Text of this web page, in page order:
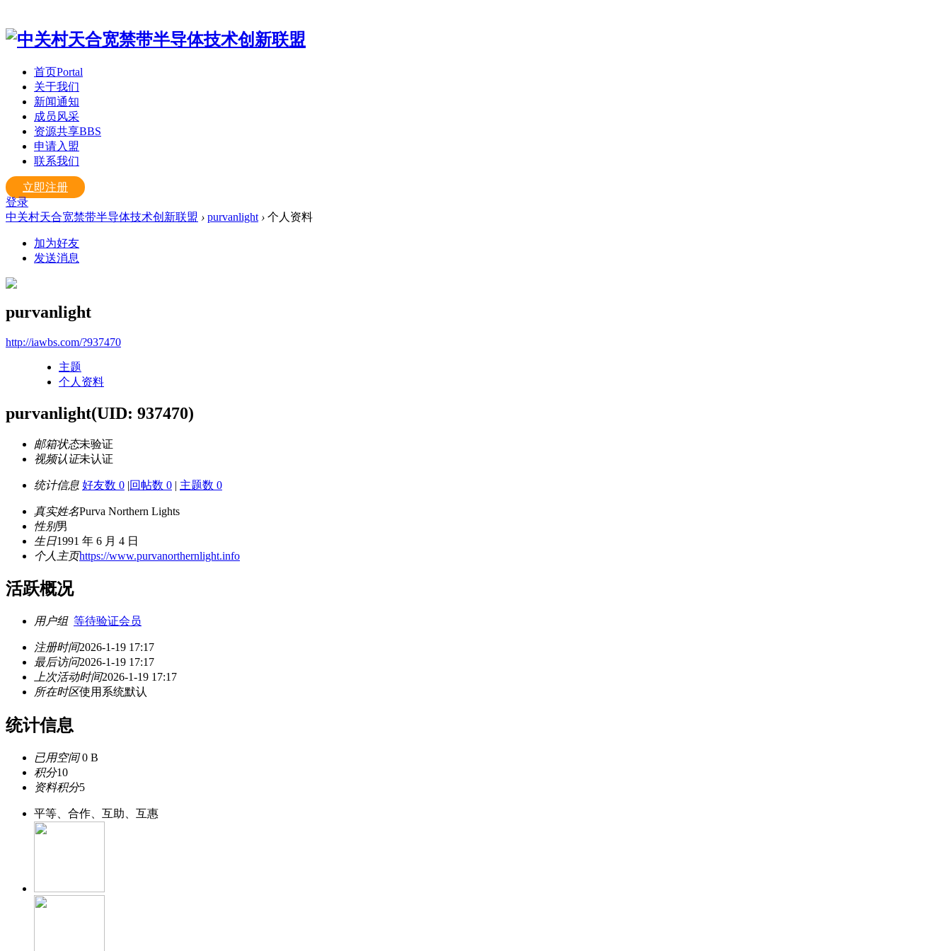
首页Portal
关于我们
新闻通知
成员风采
资源共享BBS
申请入盟
联系我们
立即注册
登录
中关村天合宽禁带半导体技术创新联盟 › purvanlight › 个人资料
加为好友
发送消息
purvanlight
http://iawbs.com/?937470
主题
个人资料
purvanlight(UID: 937470)
邮箱状态未验证
视频认证未认证
统计信息 好友数 0 |回帖数 0 | 主题数 0
真实姓名Purva Northern Lights
性别男
生日1991 年 6 月 4 日
个人主页https://www.purvanorthernlight.info
活跃概况
用户组 等待验证会员
注册时间2026-1-19 17:17
最后访问2026-1-19 17:17
上次活动时间2026-1-19 17:17
所在时区使用系统默认
统计信息
已用空间0 B
积分10
资料积分5
平等、合作、互助、互惠